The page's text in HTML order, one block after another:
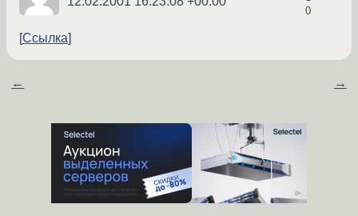
0
Ссылка
← →